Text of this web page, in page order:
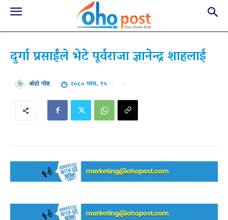
दुर्गा प्रसाईंले भेटे पूर्वराजा ज्ञानेन्द्र शाहलाई
ओहो पोष्ट २०८० माघ, १५